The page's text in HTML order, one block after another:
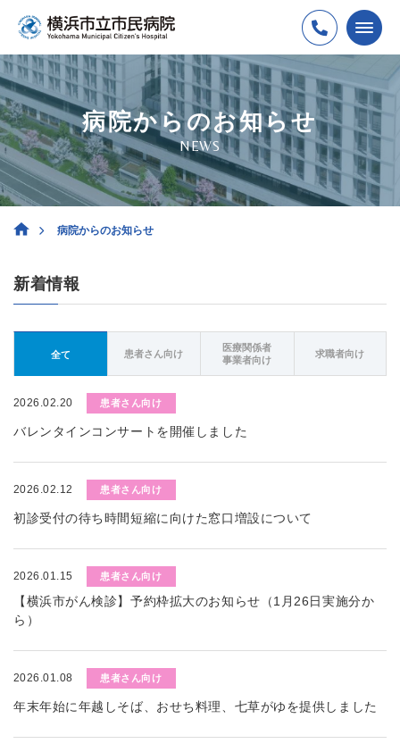
病院からのお知らせ
NEWS
病院からのお知らせ
新着情報
全て 患者さん向け
医療関係者
事業者向け
求職者向け
2026.02.20 患者さん向け
バレンタインコンサートを開催しました
2026.02.12 患者さん向け
初診受付の待ち時間短縮に向けた窓口増設について
2026.01.15 患者さん向け
【横浜市がん検診】予約枠拡大のお知らせ（1月26日実施分か
ら）
2026.01.08 患者さん向け
年末年始に年越しそば、おせち料理、七草がゆを提供しました